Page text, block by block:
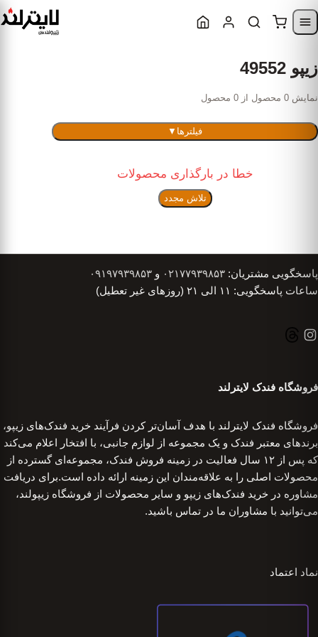
Skip to navigation
زیپو 49552
نمایش 0 محصول از 0 محصول
فیلترها ▼
خطا در بارگذاری محصولات
تلاش مجدد
پاسخگویی مشتریان: ۰۲۱۷۷۹۳۹۸۵۳ و ۰۹۱۹۷۹۳۹۸۵۳
ساعات پاسخگویی: ۱۱ الی ۲۱ (روزهای غیر تعطیل)
فروشگاه فندک لایترلند
فروشگاه فندک لایترلند با هدف آسان‌تر کردن فرآیند خرید فندک‌های زیپو،
برندهای معتبر فندک و یک مجموعه از لوازم جانبی، با افتخار اعلام می‌کند
که پس از ۱۲ سال فعالیت در زمینه فروش فندک، مجموعه‌ای گسترده از
محصولات اصلی را به علاقه‌مندان این زمینه ارائه داده است.برای دریافت
مشاوره در خرید فندک‌های زیپو و سایر محصولات از فروشگاه زیپولند،
می‌توانید با مشاوران ما در تماس باشید.
نماد اعتماد